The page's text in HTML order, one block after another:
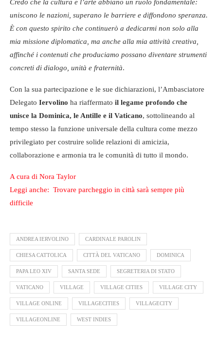
Credo che la cultura e l’arte abbiano un ruolo fondamentale:
uniscono le nazioni, superano le barriere e diffondono speranza.
È con questo spirito che continuerò a dedicarmi non solo alla
mia missione diplomatica, ma anche alla mia attività creativa,
affinché i contenuti che produciamo possano diventare strumenti
concreti di dialogo, unità e fraternità.
Con la sua partecipazione e le sue dichiarazioni, l’Ambasciatore
Delegato Iervolino ha riaffermato il legame profondo che
unisce la Dominica, le Antille e il Vaticano, sottolineando al
tempo stesso la funzione universale della cultura come mezzo
privilegiato per costruire solide relazioni di amicizia,
collaborazione e armonia tra le comunità di tutto il mondo.
A cura di Nora Taylor
Leggi anche: Trovare parcheggio in città sarà sempre più
difficile
ANDREA IERVOLINO CARDINALE PAROLIN
CHIESA CATTOLICA CITTÀ DEL VATICANO DOMINICA
PAPA LEO XIV SANTA SEDE SEGRETERIA DI STATO
VATICANO VILLAGE VILLAGE CITIES VILLAGE CITY
VILLAGE ONLINE VILLAGECITIES VILLAGECITY
VILLAGEONLINE WEST INDIES